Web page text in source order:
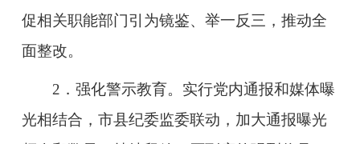
促相关职能部门引为镜鉴、举一反三，推动全
面整改。
2．强化警示教育。实行党内通报和媒体曝
光相结合，市县纪委监委联动，加大通报曝光